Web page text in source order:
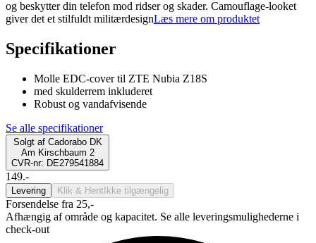
og beskytter din telefon mod ridser og skader. Camouflage-looket
giver det et stilfuldt militærdesignLæs mere om produktet
Specifikationer
Molle EDC-cover til ZTE Nubia Z18S
med skulderrem inkluderet
Robust og vandafvisende
Se alle specifikationer
Solgt af Cadorabo DK
Am Kirschbaum 2
CVR-nr: DE279541884
149.-
Levering Klik & Hent Ikke tilgængelig
Forsendelse fra 25,-
Afhængig af område og kapacitet. Se alle leveringsmulighederne i
check-out